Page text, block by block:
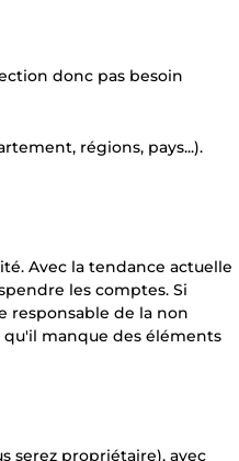
donc pas besoin
régions, pays...).
Avec la tendance actuelle
les comptes. Si
responsable de la non
manque des éléments
serez propriétaire), avec